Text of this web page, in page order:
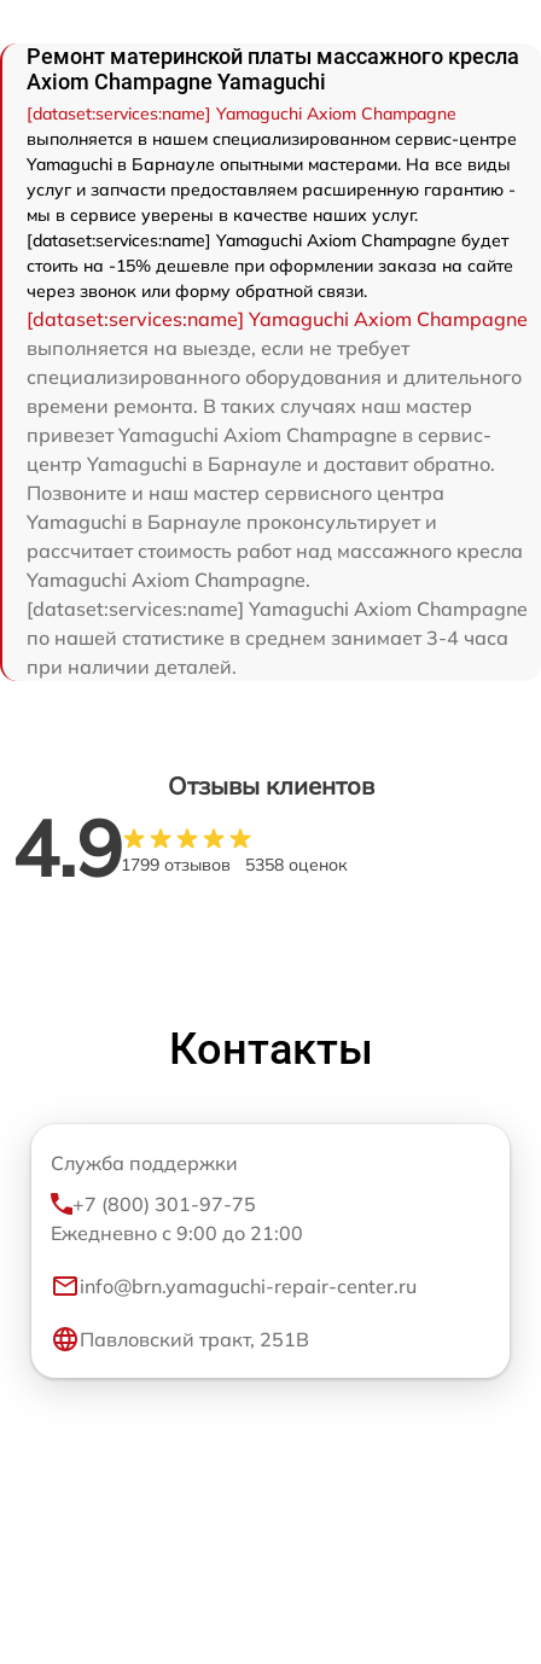
Ремонт материнской платы массажного кресла
Axiom Champagne Yamaguchi
[dataset:services:name] Yamaguchi Axiom Champagne
выполняется в нашем специализированном сервис-центре
Yamaguchi в Барнауле опытными мастерами. На все виды
услуг и запчасти предоставляем расширенную гарантию -
мы в сервисе уверены в качестве наших услуг.
[dataset:services:name] Yamaguchi Axiom Champagne будет
стоить на -15% дешевле при оформлении заказа на сайте
через звонок или форму обратной связи.
[dataset:services:name] Yamaguchi Axiom Champagne
выполняется на выезде, если не требует
специализированного оборудования и длительного
времени ремонта. В таких случаях наш мастер
привезет Yamaguchi Axiom Champagne в сервис-
центр Yamaguchi в Барнауле и доставит обратно.
Позвоните и наш мастер сервисного центра
Yamaguchi в Барнауле проконсультирует и
рассчитает стоимость работ над массажного кресла
Yamaguchi Axiom Champagne.
[dataset:services:name] Yamaguchi Axiom Champagne
по нашей статистике в среднем занимает 3-4 часа
при наличии деталей.
Отзывы клиентов
4.91799 отзывов 5358 оценок
Контакты
Служба поддержки
+7 (800) 301-97-75
Ежедневно с 9:00 до 21:00
info@brn.yamaguchi-repair-center.ru
Павловский тракт, 251В